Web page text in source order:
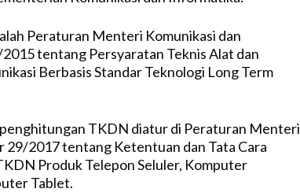
Peraturan Menteri Komunikasi dan
tentang Persyaratan Teknis Alat dan
Berbasis Standar Teknologi Long Term
TKDN diatur di Peraturan Menteri
29/2017 tentang Ketentuan dan Tata Cara
Produk Telepon Seluler, Komputer
Tablet.